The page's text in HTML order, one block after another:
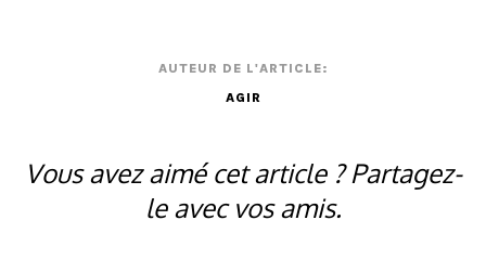
AUTEUR DE L'ARTICLE:
AGIR
Vous avez aimé cet article ? Partagez-
le avec vos amis.